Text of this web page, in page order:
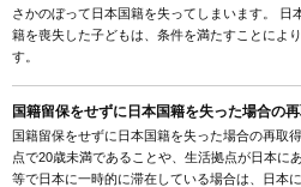
さかのぼって日本国籍を失ってしまいます。 日
籍を喪失した子どもは、条件を満たすことによ
す。
国籍留保をせずに日本国籍を失った場合の
国籍留保をせずに日本国籍を失った場合の再取
点で20歳未満であることや、生活拠点が日本に
等で日本に一時的に滞在している場合は、日本